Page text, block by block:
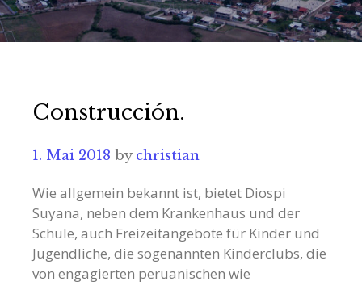
Construcción.
1. Mai 2018 bychristian
Wie allgemein bekannt ist, bietet Diospi
Suyana, neben dem Krankenhaus und der
Schule, auch Freizeitangebote für Kinder und
Jugendliche, die sogenannten Kinderclubs, die
von engagierten peruanischen wie